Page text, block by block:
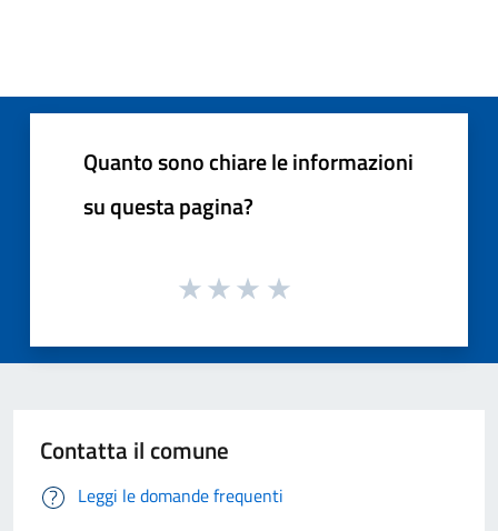
Quanto sono chiare le informazioni
su questa pagina?
Contatta il comune
Leggi le domande frequenti